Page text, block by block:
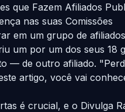
que Fazem Afiliados
nas suas Comissões
em um grupo de
um por um dos seus 18
— de outro afiliado.
artigo, você vai
é crucial, e o Divulga